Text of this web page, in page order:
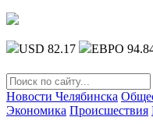
USD 82.17 ЕВРО
Новости Челябинска
Экономика Происшествия